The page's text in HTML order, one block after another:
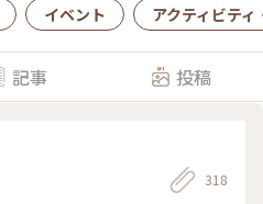
イベント アクティビティ
記事 投稿
318